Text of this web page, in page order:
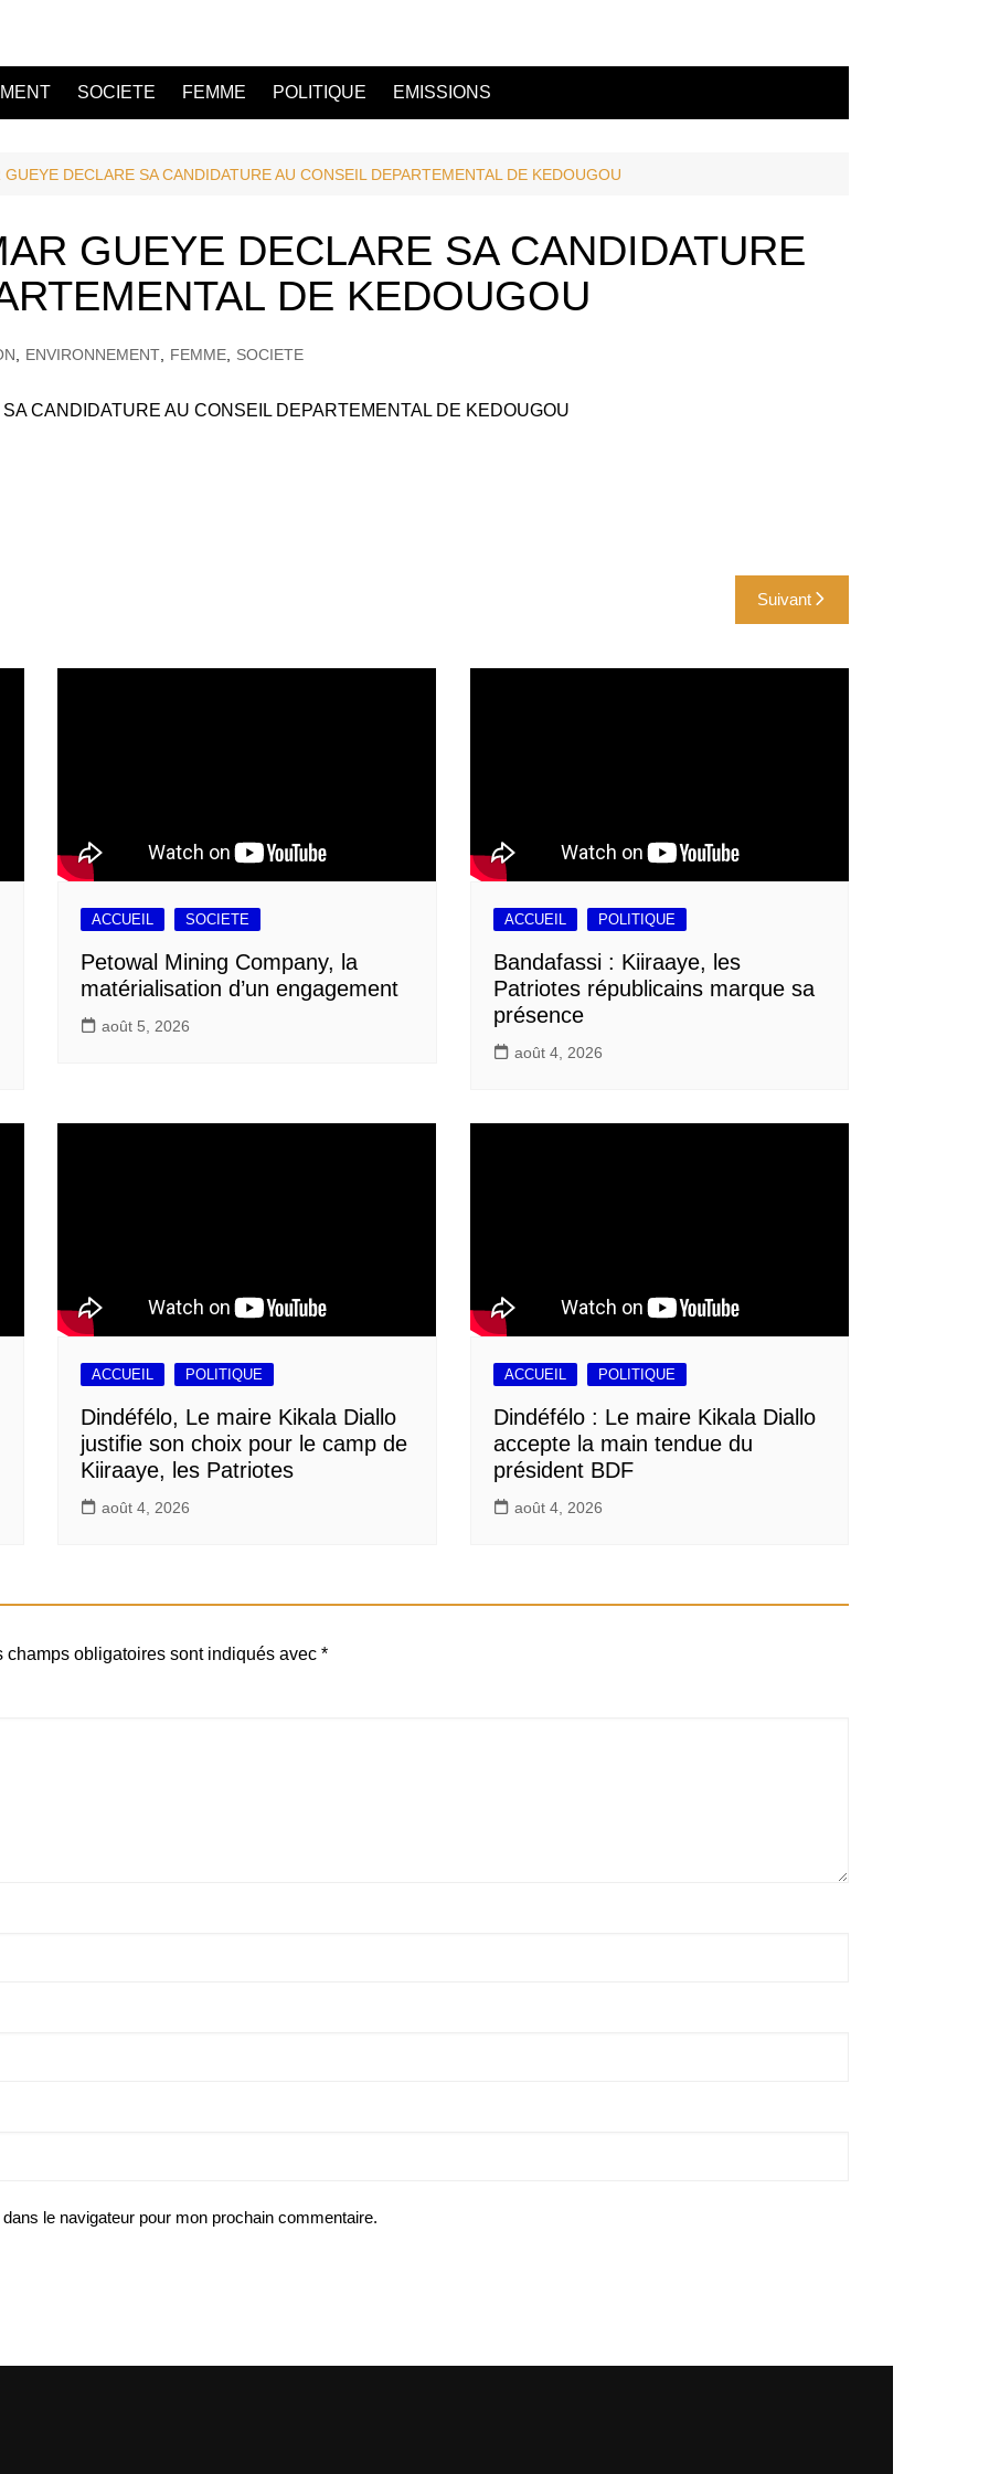
SOCIETE FEMME POLITIQUE EMISSIONS
DECLARE SA CANDIDATURE AU CONSEIL DEPARTEMENTAL DE KEDOUGOU
GUEYE DECLARE SA CANDIDATURE
DE KEDOUGOU
ENVIRONNEMENT FEMME SOCIETE
Suivant
ACCUEIL SOCIETE
Petowal Mining Company, la
matérialisation d’un engagement
août 5, 2026
ACCUEIL POLITIQUE
Bandafassi : Kiiraaye, les
Patriotes républicains marque sa
présence
août 4, 2026
ACCUEIL POLITIQUE
Dindéfélo, Le maire Kikala Diallo
justifie son choix pour le camp de
Kiiraaye, les Patriotes
août 4, 2026
ACCUEIL POLITIQUE
Dindéfélo : Le maire Kikala Diallo
accepte la main tendue du
président BDF
août 4, 2026
champs obligatoires sont indiqués avec *
le navigateur pour mon prochain commentaire.